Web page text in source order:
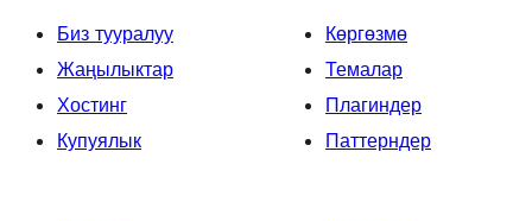
Биз тууралуу
Жаңылыктар
Хостинг
Купуялык
Көргөзмө
Темалар
Плагиндер
Паттерндер